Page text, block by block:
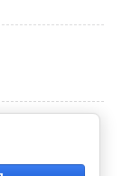
КПП